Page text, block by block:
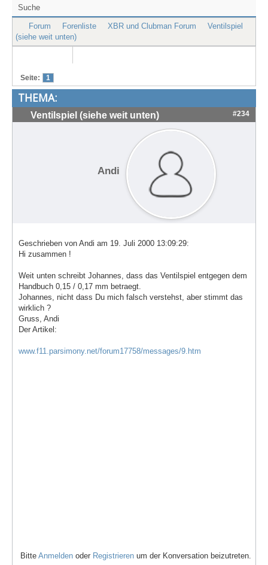
Forum
Treffen & Touren
Cafe-Ecke
Suche
Forum Forenliste XBR und Clubman Forum
Ventilspiel
(siehe weit unten)
Seite: 1
THEMA:
Ventilspiel (siehe weit unten) #234
Andi
Geschrieben von Andi am 19. Juli 2000 13:09:29:
Hi zusammen !
Weit unten schreibt Johannes, dass das Ventilspiel entgegen dem
Handbuch 0,15 / 0,17 mm betraegt.
Johannes, nicht dass Du mich falsch verstehst, aber stimmt das
wirklich ?
Gruss, Andi
Der Artikel:
www.f11.parsimony.net/forum17758/messages/9.htm
Bitte Anmelden oder Registrieren um der Konversation beizutreten.